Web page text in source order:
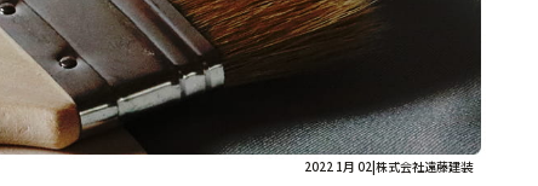
2022 1月 02|株式会社遠藤建装